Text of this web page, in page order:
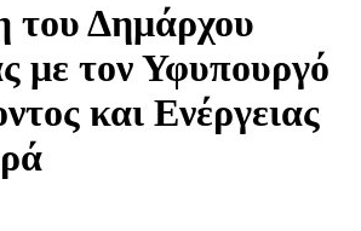
του Δημάρχου
με τον Υφυπουργό
και Ενέργειας